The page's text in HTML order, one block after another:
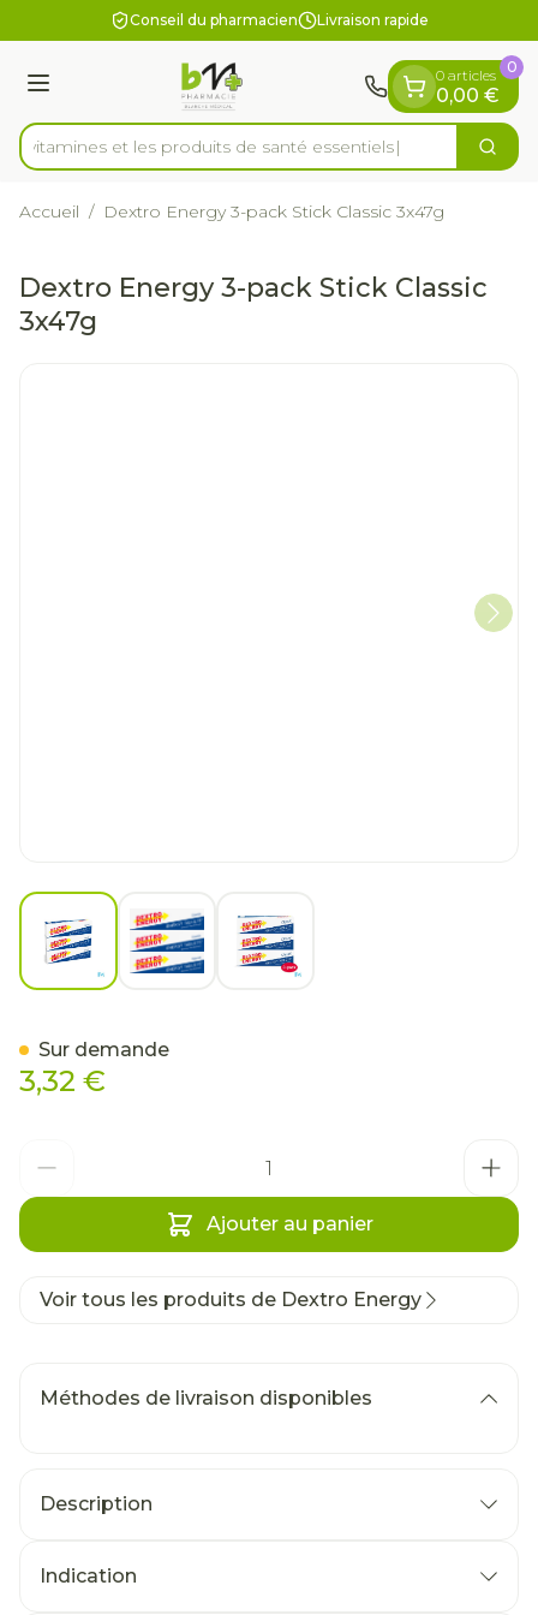
Aller au contenu
1 de 1
Conseil du pharmacien Livraison rapide
Menu
Rechercher
vitamines et les produits de santé essentiels
0 articles
0,00 €
0
Accueil / Dextro Energy 3-pack Stick Classic 3x47g
Dextro Energy 3-pack Stick Classic
3x47g
View larger image
3,32 €
Ajouter au panier
Sur demande
Voir tous les produits de Dextro Energy
Méthodes de livraison disponibles
Description
Indication